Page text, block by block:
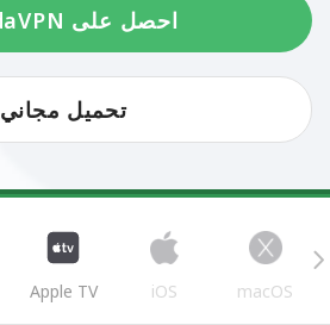
احصل على PandaVPN
تحميل مجاني
macOS
iOS
Apple TV